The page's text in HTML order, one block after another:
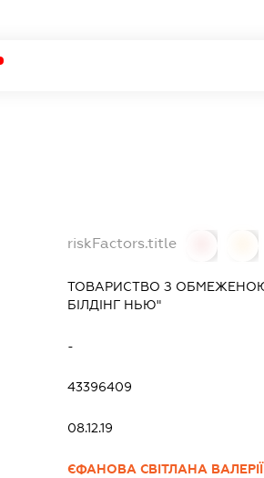
riskFactors.title
ТОВАРИСТВО З
БІЛДІНГ НЬЮ"
-
43396409
08.12.19
ЄФАНОВА СВІТЛАНА